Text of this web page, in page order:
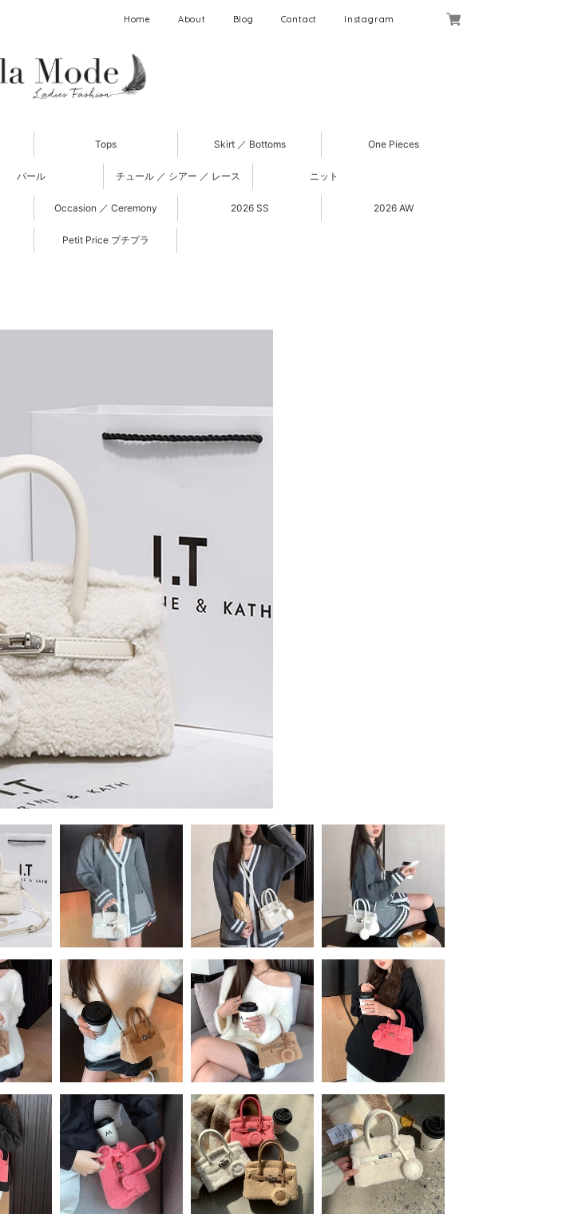
Home About Blog Contact Instagram
Tops Skirt ／ Bottoms One Pieces
パール チュール ／ シアー ／ レース ニット
Occasion ／ Ceremony 2026 SS 2026 AW
Petit Price プチプラ